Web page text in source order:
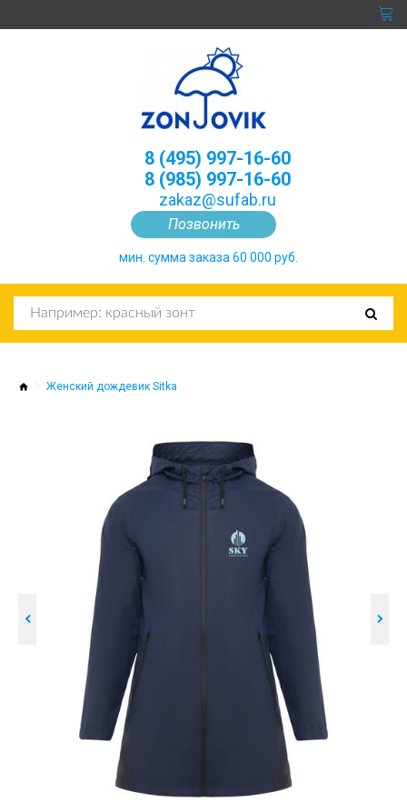
Позвонить
8 (495) 997-16-60
8 (985) 997-16-60
zakaz@sufab.ru
мин. сумма заказа 60 000 руб.
Женский дождевик Sitka